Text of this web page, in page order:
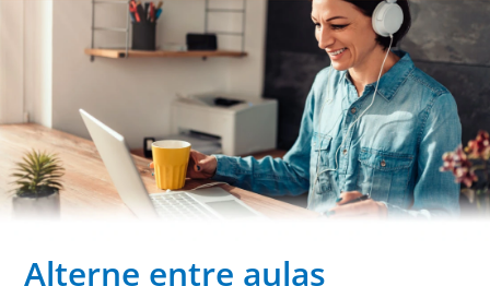
Alterne entre aulas